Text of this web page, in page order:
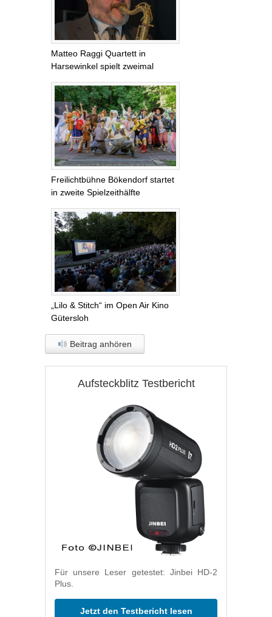
Matteo Raggi Quartett in
Harsewinkel spielt zweimal
Freilichtbühne Bökendorf startet
in zweite Spielzeithälfte
„Lilo & Stitch“ im Open Air Kino
Gütersloh
Beitrag anhören
Aufsteckblitz Testbericht
Für unsere Leser getestet: Jinbei HD-2
Plus.
Jetzt den Testbericht lesen